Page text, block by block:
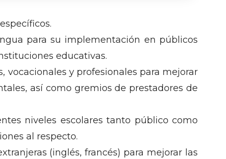
para su implementación en públicos
educativas.
vocacionales y profesionales para mejorar
así como gremios de prestadores de
niveles escolares tanto público como
al respecto.
(inglés, francés) para mejorar las